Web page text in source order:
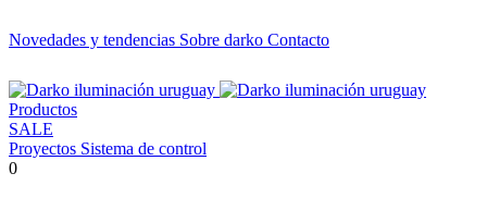
Novedades y tendencias Sobre darko Contacto
Productos
SALE
Proyectos Sistema de control
0